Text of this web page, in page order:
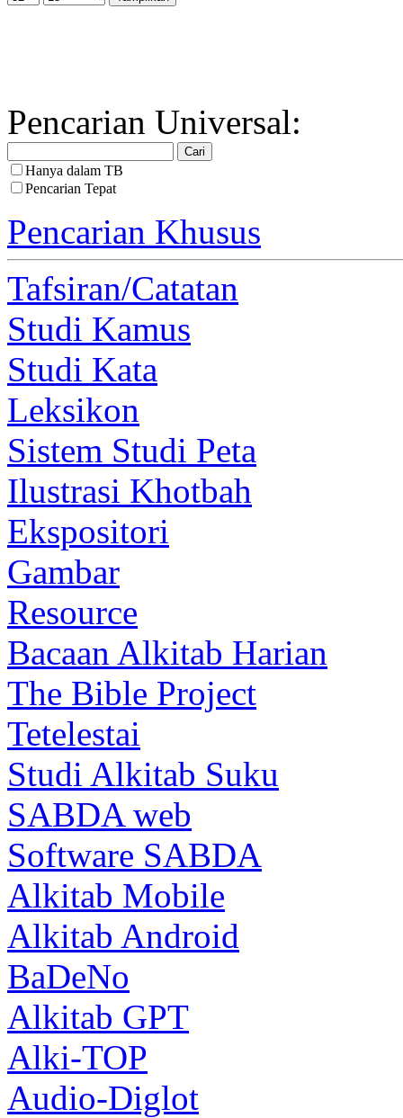
Pencarian Universal:
Hanya dalam TB
Pencarian Tepat
Pencarian Khusus
Tafsiran/Catatan
Studi Kamus
Studi Kata
Leksikon
Sistem Studi Peta
Ilustrasi Khotbah
Ekspositori
Gambar
Resource
Bacaan Alkitab Harian
The Bible Project
Tetelestai
Studi Alkitab Suku
SABDA web
Software SABDA
Alkitab Mobile
Alkitab Android
BaDeNo
Alkitab GPT
Alki-TOP
Audio-Diglot